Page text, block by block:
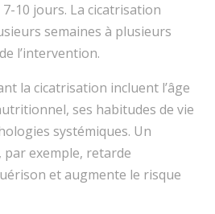
10 jours. La cicatrisation
semaines à plusieurs
l’intervention.
la cicatrisation incluent l’âge
ses habitudes de vie
systémiques. Un
exemple, retarde
et augmente le risque